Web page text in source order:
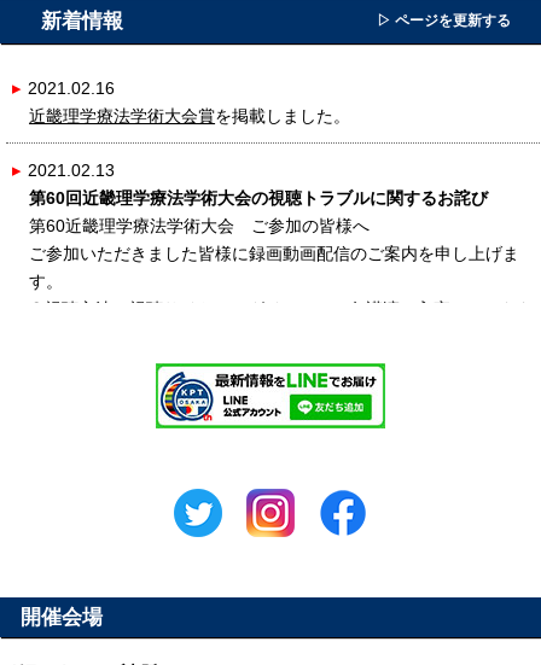
新着情報 ▷ ページを更新する
▸ 2021.02.16
近畿理学療法学術大会賞を掲載しました。
▸ 2021.02.13
第60回近畿理学療法学術大会の視聴トラブルに関するお詫び
第60近畿理学療法学術大会 ご参加の皆様へ
ご参加いただきました皆様に録画動画配信のご案内を申し上げま
す。
①視聴方法：視聴サイトにログインして，各講演に入室していただ
②視聴期間：2月13日（土）9：00～2月19日（金）17：00
視聴ページにおいてご不便・ご迷惑をおかけしましたこと、心より
学会前夜祭 特別企画の参加者を募集中です。
参加登録を終了しました。ご登録ありがとうございました。
開催会場